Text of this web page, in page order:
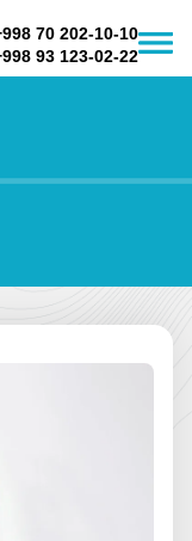
70 202-10-10
93 123-02-22